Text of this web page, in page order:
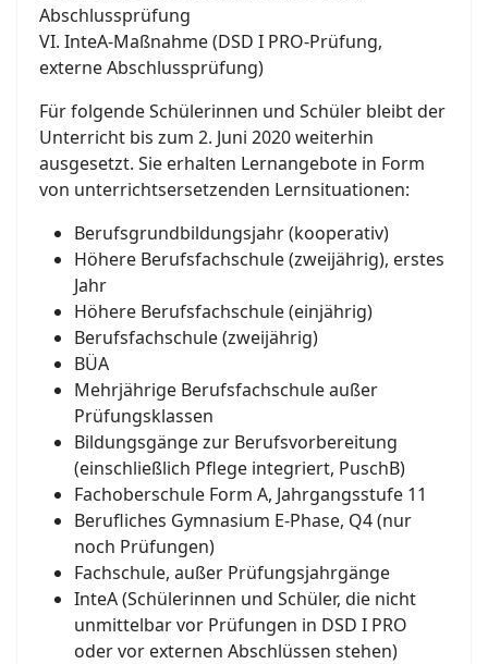
Abschlussprüfung
VI. InteA-Maßnahme (DSD I PRO-Prüfung,
externe Abschlussprüfung)
Für folgende Schülerinnen und Schüler bleibt der
Unterricht bis zum 2. Juni 2020 weiterhin
ausgesetzt. Sie erhalten Lernangebote in Form
von unterrichtsersetzenden Lernsituationen:
Berufsgrundbildungsjahr (kooperativ)
Höhere Berufsfachschule (zweijährig), erstes
Jahr
Höhere Berufsfachschule (einjährig)
Berufsfachschule (zweijährig)
BÜA
Mehrjährige Berufsfachschule außer
Prüfungsklassen
Bildungsgänge zur Berufsvorbereitung
(einschließlich Pflege integriert, PuschB)
Fachoberschule Form A, Jahrgangsstufe 11
Berufliches Gymnasium E-Phase, Q4 (nur
noch Prüfungen)
Fachschule, außer Prüfungsjahrgänge
InteA (Schülerinnen und Schüler, die nicht
unmittelbar vor Prüfungen in DSD I PRO
oder vor externen Abschlüssen stehen)